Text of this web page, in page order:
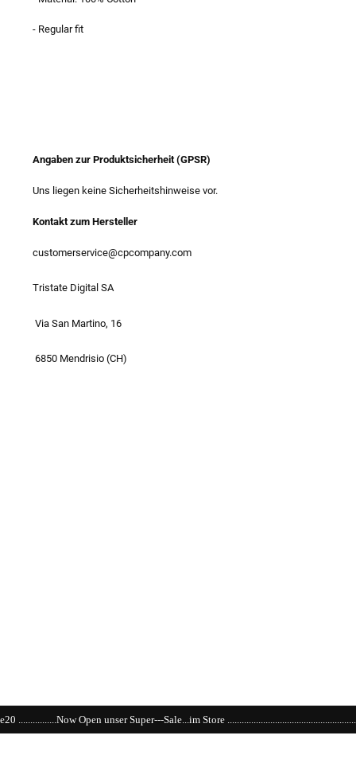
- Regular fit
Angaben zur Produktsicherheit (GPSR)
Uns liegen keine Sicherheitshinweise vor.
Kontakt zum Hersteller
customerservice@cpcompany.com
Tristate Digital SA
Via San Martino, 16
6850 Mendrisio (CH)
Super---Sale...im Store